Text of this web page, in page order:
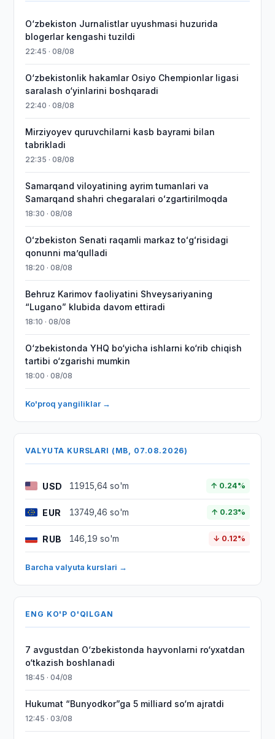
O‘zbekiston Jurnalistlar uyushmasi huzurida
blogerlar kengashi tuzildi
22:45 · 08/08
O‘zbekistonlik hakamlar Osiyo Chempionlar ligasi
saralash o‘yinlarini boshqaradi
22:40 · 08/08
Mirziyoyev quruvchilarni kasb bayrami bilan
tabrikladi
22:35 · 08/08
Samarqand viloyatining ayrim tumanlari va
Samarqand shahri chegaralari oʻzgartirilmoqda
18:30 · 08/08
Oʻzbekiston Senati raqamli markaz toʻgʻrisidagi
qonunni maʼqulladi
18:20 · 08/08
Behruz Karimov faoliyatini Shveysariyaning
“Lugano” klubida davom ettiradi
18:10 · 08/08
O‘zbekistonda YHQ bo‘yicha ishlarni ko‘rib chiqish
tartibi o‘zgarishi mumkin
18:00 · 08/08
Ko'proq yangiliklar →
VALYUTA KURSLARI (MB, 07.08.2026)
USD 11915,64 so'm ↑ 0.24%
EUR 13749,46 so'm ↑ 0.23%
RUB 146,19 so'm ↓ 0.12%
Barcha valyuta kurslari →
ENG KO'P O'QILGAN
7 avgustdan O‘zbekistonda hayvonlarni ro‘yxatdan
o‘tkazish boshlanadi
18:45 · 04/08
Hukumat “Bunyodkor”ga 5 milliard so‘m ajratdi
12:45 · 03/08